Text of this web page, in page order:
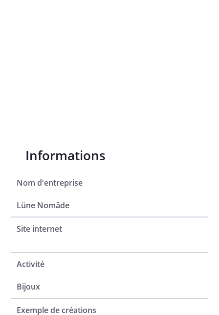
Informations
Nom d'entreprise
Lüne Nomâde
Site internet
Activité
Bijoux
Exemple de créations